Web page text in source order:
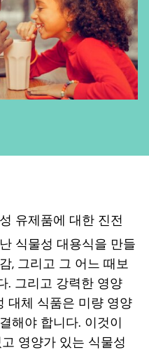
유제품에 대한 진전
식물성 대용식을 만들
, 그리고 그 어느 때보
. 그리고 강력한 영양
대체 식품은 미량 영양
해야 합니다. 이것이
영양가 있는 식물성